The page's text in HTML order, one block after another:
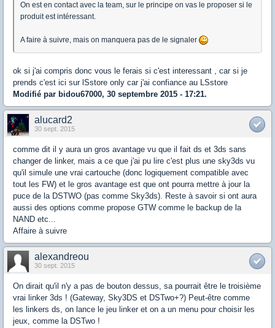
On est en contact avec la team, sur le principe on vas le proposer si le
produit est intéressant.
A faire à suivre, mais on manquera pas de le signaler
ok si j'ai compris donc vous le ferais si c'est interessant , car si je
prends c'est ici sur lSstore only car j'ai confiance au LSstore
Modifié par bidou67000, 30 septembre 2015 - 17:21.
alucard2
30 sept. 2015
comme dit il y aura un gros avantage vu que il fait ds et 3ds sans
changer de linker, mais a ce que j'ai pu lire c'est plus une sky3ds vu
qu'il simule une vrai cartouche (donc logiquement compatible avec
tout les FW) et le gros avantage est que ont pourra mettre à jour la
puce de la DSTWO (pas comme Sky3ds). Reste à savoir si ont aura
aussi des options comme propose GTW comme le backup de la
NAND etc...
Affaire à suivre
alexandreou
30 sept. 2015
On dirait qu'il n'y a pas de bouton dessus, sa pourrait être le troisième
vrai linker 3ds ! (Gateway, Sky3DS et DSTwo+?) Peut-être comme
les linkers ds, on lance le jeu linker et on a un menu pour choisir les
jeux, comme la DSTwo !